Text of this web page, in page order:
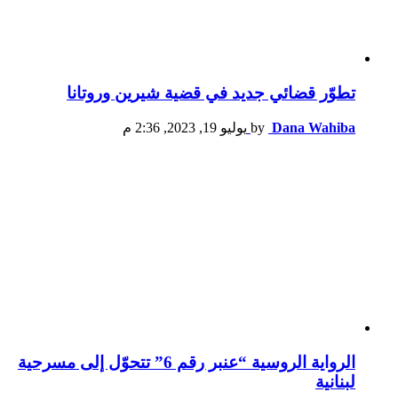
تطوّر قضائي جديد في قضية شيرين وروتانا
by Dana Wahiba يوليو 19, 2023, 2:36 م
الرواية الروسية “عنبر رقم 6” تتحوّل إلى مسرحية
لبنانية